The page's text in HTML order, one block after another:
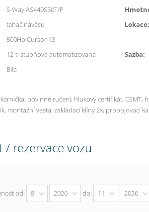
S-Way AS440S50T/P
tahač návěsu
Lokace:
500Hp Cursor 13
12-ti stupňová automatizovaná
Sazba:
Bílá
povinné ručení, hlukový certifikát, CEMT,
montážní vesta, zakládací klíny 2x, propojovací
/ rezervace vozu
od: 8 2026 do: 11 2026